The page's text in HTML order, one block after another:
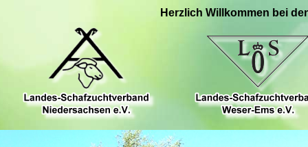
Herzlich Willkommen bei